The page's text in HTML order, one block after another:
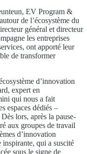
EV Program &
de l’écosystème du
général et directeur
les entreprises
ont apporté leur
de transformer
d’innovation
expert en
qui nous a fait
espaces dédiés –
lors, après la pause-
aux groupes de travail
d’innovation
inspirante, qui a suscité
sous le signe de